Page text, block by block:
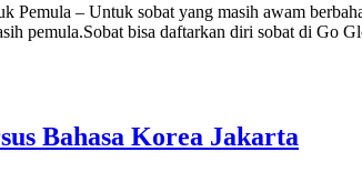
Pemula – Untuk sobat yang masih awam
pemula.Sobat bisa daftarkan diri sobat di Go
Bahasa Korea Jakarta